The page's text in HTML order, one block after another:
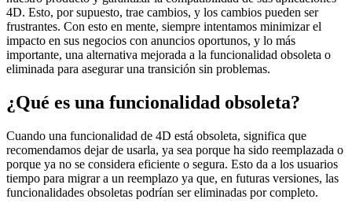
4D. Esto, por supuesto, trae cambios, y los cambios pueden ser
frustrantes. Con esto en mente, siempre intentamos minimizar el
impacto en sus negocios con anuncios oportunos, y lo más
importante, una alternativa mejorada a la funcionalidad obsoleta o
eliminada para asegurar una transición sin problemas.
¿Qué es una funcionalidad obsoleta?
Cuando una funcionalidad de 4D está obsoleta, significa que
recomendamos dejar de usarla, ya sea porque ha sido reemplazada o
porque ya no se considera eficiente o segura. Esto da a los usuarios
tiempo para migrar a un reemplazo ya que, en futuras versiones, las
funcionalidades obsoletas podrían ser eliminadas por completo.